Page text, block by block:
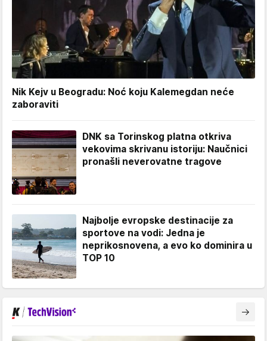
Nik Kejv u Beogradu: Noć koju Kalemegdan neće
zaboraviti
DNK sa Torinskog platna otkriva
vekovima skrivanu istoriju: Naučnici
pronašli neverovatne tragove
Najbolje evropske destinacije za
sportove na vodi: Jedna je
neprikosnovena, a evo ko dominira u
TOP 10